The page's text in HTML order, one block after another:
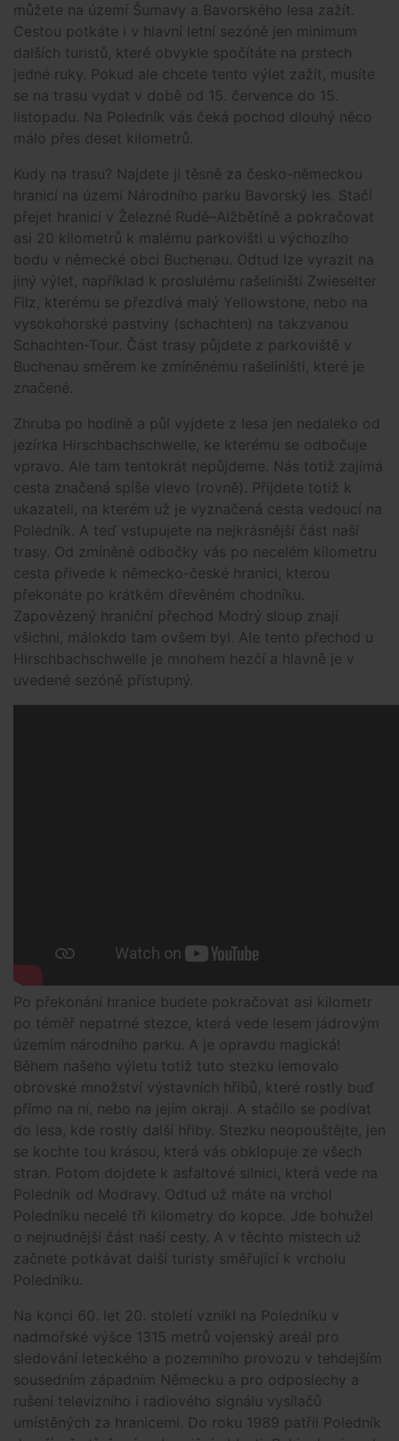
můžete na území Šumavy a Bavorského lesa zažít.
Cestou potkáte i v hlavní letní sezóně jen minimum
dalších turistů, které obvykle spočítáte na prstech
jedné ruky. Pokud ale chcete tento výlet zažít, musíte
se na trasu vydat v době od 15. července do 15.
listopadu. Na Poledník vás čeká pochod dlouhý něco
málo přes deset kilometrů.
Kudy na trasu? Najdete ji těsně za česko-německou
hranicí na území Národního parku Bavorský les. Stačí
přejet hranici v Železné Rudě–Alžbětíně a pokračovat
asi 20 kilometrů k malému parkovišti u výchozího
bodu v německé obci Buchenau. Odtud lze vyrazit na
jiný výlet, například k proslulému rašeliništi Zwieselter
Filz, kterému se přezdívá malý Yellowstone, nebo na
vysokohorské pastviny (schachten) na takzvanou
Schachten-Tour. Část trasy půjdete z parkoviště v
Buchenau směrem ke zmíněnému rašeliništi, které je
značené.
Zhruba po hodině a půl vyjdete z lesa jen nedaleko od
jezírka Hirschbachschwelle, ke kterému se odbočuje
vpravo. Ale tam tentokrát nepůjdeme. Nás totiž zajímá
cesta značená spíše vlevo (rovně). Přijdete totiž k
ukazateli, na kterém už je vyznačená cesta vedoucí na
Poledník. A teď vstupujete na nejkrásnější část naší
trasy. Od zmíněné odbočky vás po necelém kilometru
cesta přivede k německo-české hranici, kterou
překonáte po krátkém dřevěném chodníku.
Zapovězený hraniční přechod Modrý sloup znají
všichni, málokdo tam ovšem byl. Ale tento přechod u
Hirschbachschwelle je mnohem hezčí a hlavně je v
uvedené sezóně přístupný.
Po překonání hranice budete pokračovat asi kilometr
po téměř nepatrné stezce, která vede lesem jádrovým
územím národního parku. A je opravdu magická!
Během našeho výletu totiž tuto stezku lemovalo
obrovské množství výstavních hřibů, které rostly buď
přímo na ní, nebo na jejím okraji. A stačilo se podívat
do lesa, kde rostly další hřiby. Stezku neopouštějte, jen
se kochte tou krásou, která vás obklopuje ze všech
stran. Potom dojdete k asfaltové silnici, která vede na
Poledník od Modravy. Odtud už máte na vrchol
Poledníku necelé tři kilometry do kopce. Jde bohužel
o nejnudnější část naší cesty. A v těchto místech už
začnete potkávat další turisty směřující k vrcholu
Poledníku.
Na konci 60. let 20. století vznikl na Poledníku v
nadmořské výšce 1315 metrů vojenský areál pro
sledování leteckého a pozemního provozu v tehdejším
sousedním západním Německu a pro odposlechy a
rušení televizního i radiového signálu vysílačů
umístěných za hranicemi. Do roku 1989 patřil Poledník